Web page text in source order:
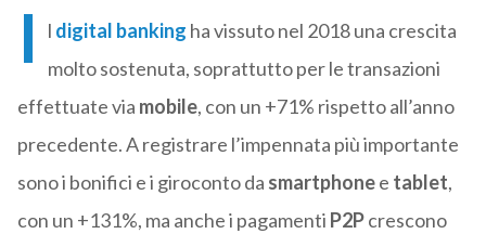
I l digital banking ha vissuto nel 2018 una crescita
molto sostenuta, soprattutto per le transazioni
effettuate via mobile, con un +71% rispetto all’anno
precedente. A registrare l’impennata più importante
sono i bonifici e i giroconto da smartphonee tablet,
con un +131%, ma anche i pagamenti P2Pcrescono